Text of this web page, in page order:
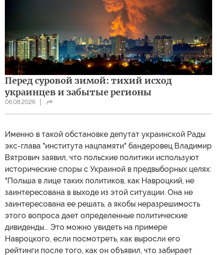
Перед суровой зимой: тихий исход
украинцев и забытые регионы
06.08.2026
Именно в такой обстановке депутат украинской Рады
экс-глава "института нацпамяти" бандеровец Владимир
Вятрович заявил, что польские политики используют
исторические споры с Украиной в предвыборных целях:
"Польша в лице таких политиков, как Навроцкий, не
заинтересована в выходе из этой ситуации. Она не
заинтересована ее решать, а якобы неразрешимость
этого вопроса дает определенные политические
дивиденды... Это можно увидеть на примере
Навроцкого, если посмотреть, как выросли его
рейтинги после того, как он объявил, что забирает